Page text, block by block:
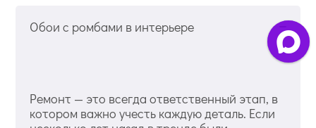
Обои с ромбами в интерьере
Ремонт — это всегда ответственный этап, в
котором важно учесть каждую деталь. Если